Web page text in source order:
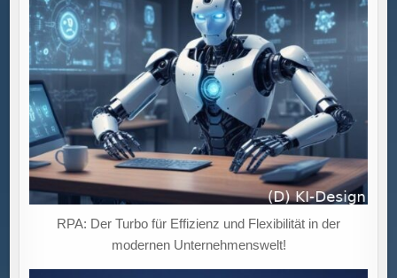
RPA: Der Turbo für Effizienz und Flexibilität in der
modernen Unternehmenswelt!